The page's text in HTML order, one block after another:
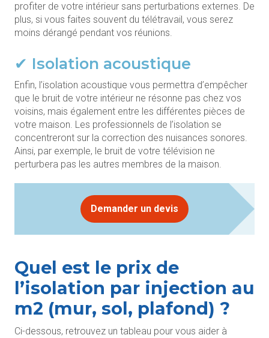
profiter de votre intérieur sans perturbations externes. De
plus, si vous faites souvent du télétravail, vous serez
moins dérangé pendant vos réunions.
✔ Isolation acoustique
Enfin, l’isolation acoustique vous permettra d’empêcher
que le bruit de votre intérieur ne résonne pas chez vos
voisins, mais également entre les différentes pièces de
votre maison. Les professionnels de l’isolation se
concentreront sur la correction des nuisances sonores.
Ainsi, par exemple, le bruit de votre télévision ne
perturbera pas les autres membres de la maison.
Demander un devis
Quel est le prix de
l’isolation par injection au
m2 (mur, sol, plafond) ?
Ci-dessous, retrouvez un tableau pour vous aider à